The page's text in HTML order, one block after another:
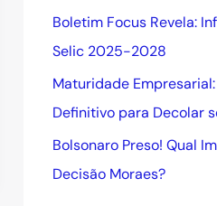
Boletim Focus Revela:
Selic 2025-2028
Maturidade Empresarial:
Definitivo para Decolar
Bolsonaro Preso! Qual
Decisão Moraes?